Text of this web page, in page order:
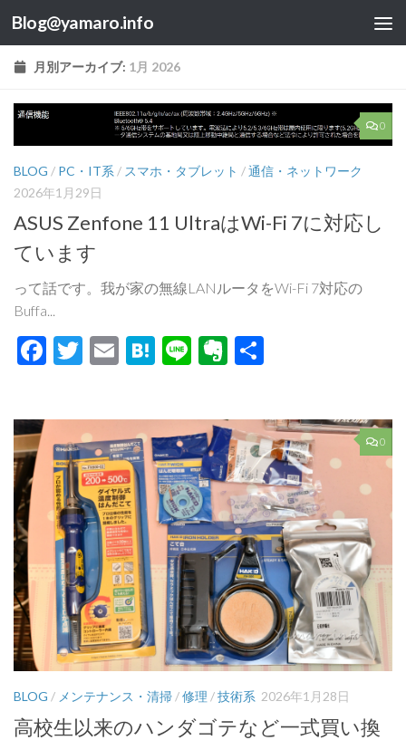
コンテンツへスキップ
Blog@yamaro.info
月別アーカイブ: 1月 2026
0
BLOG / PC・IT系 / スマホ・タブレット /通信・ネットワーク
2026年1月29日
ASUS Zenfone 11 UltraはWi-Fi 7に対応し
ています
って話です。我が家の無線LANルータをWi-Fi 7対応の
Buffa...
Facebook
Twitter
EmailHatena
LineEvernote
0
BLOG / メンテナンス・清掃 /修理 /技術系 2026年1月28日
高校生以来のハンダゴテなど一式買い換